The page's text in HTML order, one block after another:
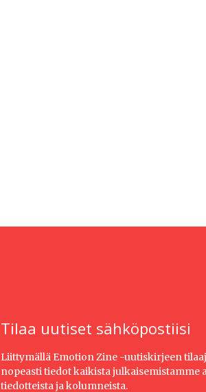
Tilaa uutiset sähköpostiisi
Liittymällä Emotion Zine -uutiskirjeen
nopeasti tiedot kaikista julkaisemistamme
tiedotteista ja kolumneista.